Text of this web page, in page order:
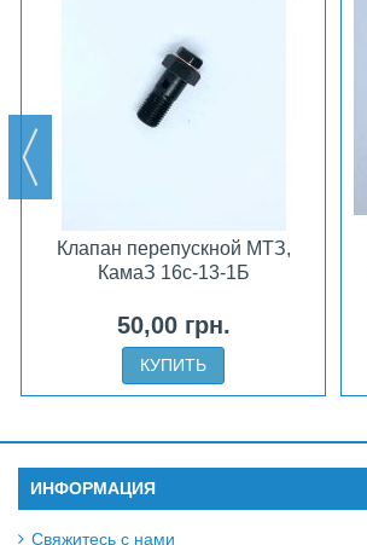
Клапан перепускной МТЗ,
КамаЗ 16с-13-1Б
50,00 грн.
КУПИТЬ
ИНФОРМАЦИЯ
Свяжитесь с нами